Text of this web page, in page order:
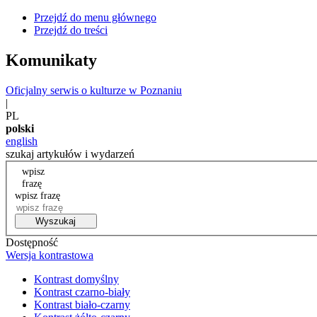
Przejdź do menu głównego
Przejdź do treści
Komunikaty
Oficjalny serwis o kulturze w Poznaniu
|
PL
polski
english
szukaj artykułów i wydarzeń
wpisz
frazę
wpisz frazę
Wyszukaj
Dostępność
Wersja kontrastowa
Kontrast domyślny
Kontrast czarno-biały
Kontrast biało-czarny